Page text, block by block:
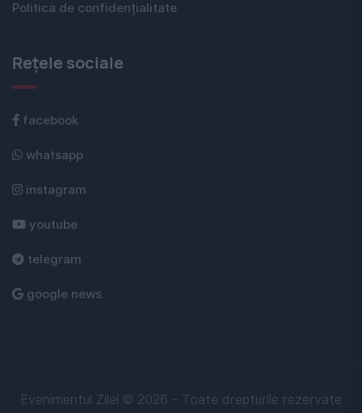
Politica de confidențialitate
Rețele sociale
facebook
whatsapp
instagram
youtube
telegram
google news
Evenimentul Zilei © 2026 - Toate drepturile rezervate